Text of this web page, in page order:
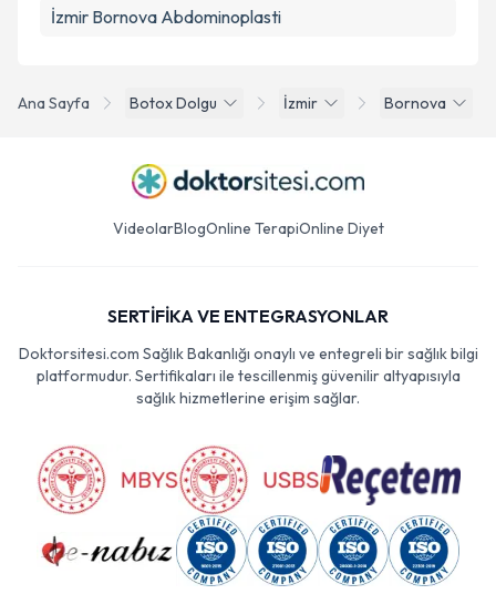
Ana Sayfa Botox Dolgu İzmir Bornova
İzmir Bornova Abdominoplasti
VideolarBlogOnline TerapiOnline Diyet
SERTİFİKA VE ENTEGRASYONLAR
Doktorsitesi.com Sağlık Bakanlığı onaylı ve entegreli bir sağlık bilgi
platformudur. Sertifikaları ile tescillenmiş güvenilir altyapısıyla
sağlık hizmetlerine erişim sağlar.